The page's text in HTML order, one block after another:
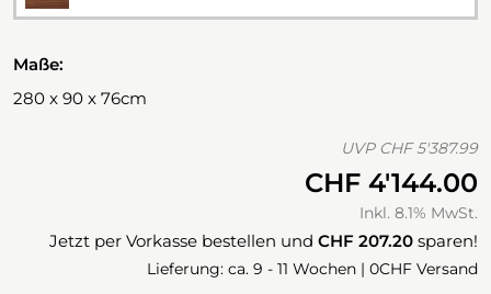
Maße:
280 x 90 x 76cm
UVP CHF 5'387.99
CHF 4'144.00
Inkl. 8.1% MwSt.
Jetzt per Vorkasse bestellen und CHF 207.20 sparen!
Lieferung: ca. 9 - 11 Wochen | 0CHF Versand